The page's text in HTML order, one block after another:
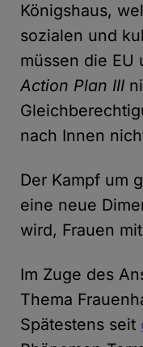
Königshaus,
sozialen und
müssen die
Action Plan III
nach Innen
Der Kampf um
eine neue
wird, Frauen
Im Zuge des
Thema
Spätestens seit